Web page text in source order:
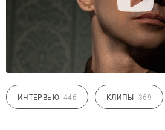
ИНТЕРВЬЮ 446 КЛИПЫ 369